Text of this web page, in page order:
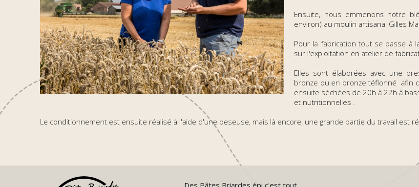
Ensuite, nous emmenons notre
environ) au moulin artisanal Gilles
Pour la fabrication tout se passe à
sur l'exploitation en atelier de
Elles sont élaborées avec une
bronze ou en bronze téflonné afin
ensuite séchées de 20h à 22h à
et nutritionnelles .
Le conditionnement est ensuite réalisé à l'aide d'une peseuse, mais là encore, une grande partie du travail est
Des Pâtes Briardes épi c'est tout